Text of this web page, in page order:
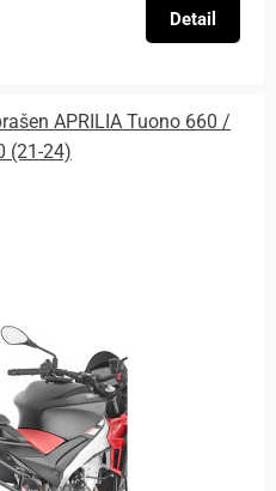
Detail
APRILIA Tuono 660 /
(21-24)